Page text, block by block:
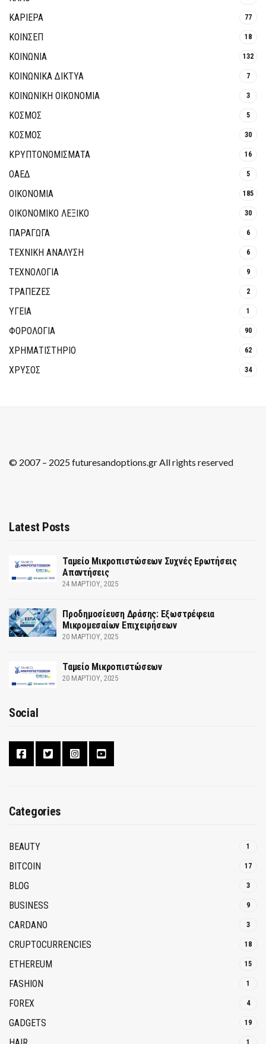
ΚΑΡΙΕΡΑ 77
ΚΟΙΝΣΕΠ 18
ΚΟΙΝΩΝΙΑ 132
ΚΟΙΝΩΝΙΚΆ ΔΊΚΤΥΑ 7
ΚΟΙΝΩΝΙΚΉ ΟΙΚΟΝΟΜΊΑ 3
ΚΟΣΜΟΣ 5
ΚΟΣΜΟΣ 30
ΚΡΥΠΤΟΝΟΜΊΣΜΑΤΑ 16
ΟΑΕΔ 5
ΟΙΚΟΝΟΜΙΑ 185
ΟΙΚΟΝΟΜΙΚΟ ΛΕΞΙΚΟ 30
ΠΑΡΑΓΩΓΑ 6
ΤΕΧΝΙΚΗ ΑΝΑΛΥΣΗ 6
ΤΕΧΝΟΛΟΓΙΑ 9
ΤΡΆΠΕΖΕΣ 2
ΥΓΕΙΑ 1
ΦΟΡΟΛΟΓΙΑ 90
ΧΡΗΜΑΤΙΣΤΗΡΙΟ 62
ΧΡΥΣΟΣ 34
© 2007 – 2025 futuresandoptions.gr All rights reserved
Latest Posts
Ταμείο Μικροπιστώσεων Συχνές Ερωτήσεις
Απαντήσεις
24 ΜΑΡΤΊΟΥ, 2025
Προδημοσίευση Δράσης: Εξωστρέφεια
Μικρομεσαίων Επιχειρήσεων
20 ΜΑΡΤΊΟΥ, 2025
Ταμείο Μικροπιστώσεων
20 ΜΑΡΤΊΟΥ, 2025
Social
Categories
BEAUTY 1
BITCOIN 17
BLOG 3
BUSINESS 9
CARDANO 3
CRUPTOCURRENCIES 18
ETHEREUM 15
FASHION 1
FOREX 4
GADGETS 19
1